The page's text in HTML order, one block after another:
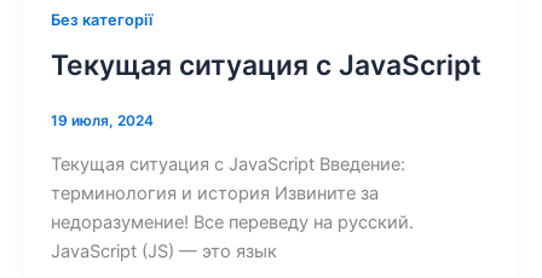
Без категорії
Текущая ситуация с JavaScript
19 июля, 2024
Текущая ситуация с JavaScript Введение:
терминология и история Извините за
недоразумение! Все переведу на русский.
JavaScript (JS) — это язык